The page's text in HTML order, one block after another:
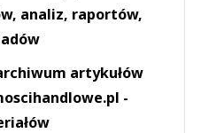
analiz, raportów,
artykułów
-